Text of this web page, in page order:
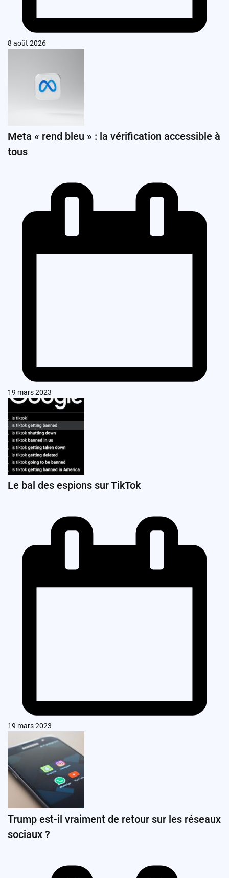
8 août 2026
Meta « rend bleu » : la vérification accessible à
tous
19 mars 2023
Le bal des espions sur TikTok
19 mars 2023
Trump est-il vraiment de retour sur les réseaux
sociaux ?